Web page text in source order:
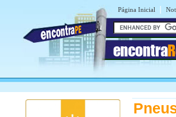
Página Inicial |
encontra